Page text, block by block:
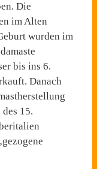
Die
im Alten
wurden im
bis ins 6.
Danach
15.